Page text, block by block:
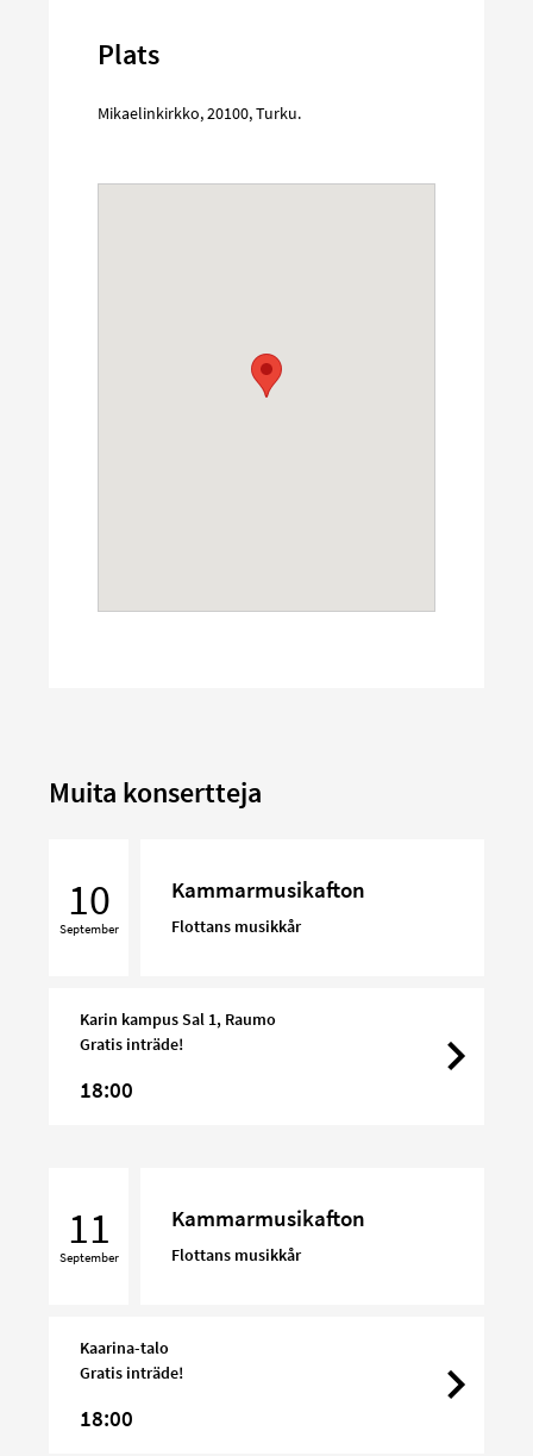
Plats
Mikaelinkirkko,20100,Turku.
Muita konsertteja
10
September
Kammarmusikafton
Flottans musikkår
Karin kampus Sal 1, Raumo
Gratis inträde!
18:00
11
September
Kammarmusikafton
Flottans musikkår
Kaarina-talo
Gratis inträde!
18:00